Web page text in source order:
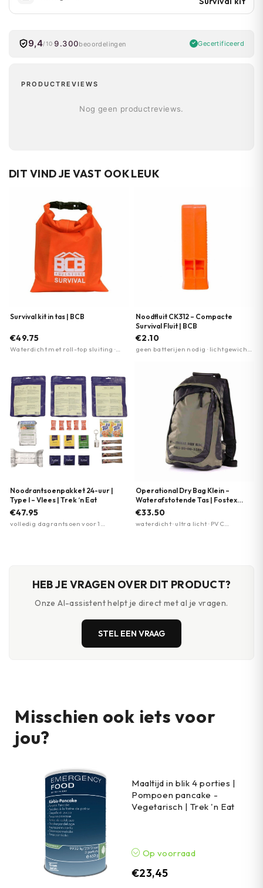
9,4/10 9.300beoordelingen Gecertificeerd
PRODUCTREVIEWS
Nog geen productreviews.
DIT VIND JE VAST OOK LEUK
Survival kit in tas | BCB
€49.75
Waterdicht met roll-top sluiting ·
multitool, vuursteen, noodsignaal)
Noodfluit CK312 – Compacte
Survival Fluit | BCB
€2.10
geen batterijen nodig · lichtgewicht ·
Noodrantsoenpakket 24-uur |
Type I – Vlees | Trek ‘n Eat
€47.95
volledig dagrantsoen voor 1
Operational Dry Bag Klein –
Waterafstotende Tas | Fostex
Garments
€33.50
waterdicht · ultra licht · PVC
HEB JE VRAGEN OVER DIT PRODUCT?
Onze AI-assistent helpt je direct met al je vragen.
STEL EEN VRAAG
Misschien ook iets voor
jou?
Maaltijd in blik 4 porties |
Pompoen pancake -
Vegetarisch | Trek 'n Eat
Op voorraad
€23,45